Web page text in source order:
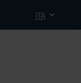
ITA